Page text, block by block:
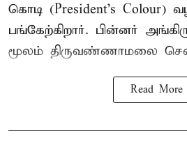
கொடி (President's Colour)
பங்கேற்கிறார். பின்னர்
மூலம் திருவண்ணாமலை
Read More